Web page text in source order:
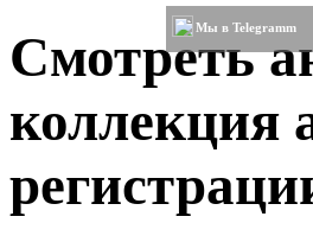
Смотреть
коллекция
Мы в Telegramm